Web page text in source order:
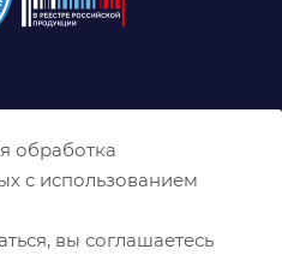
обработка
с использованием
вы соглашаетесь